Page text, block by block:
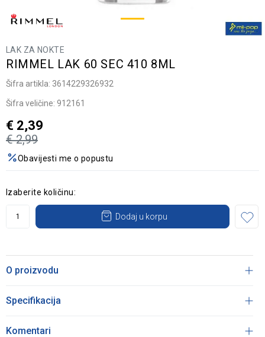
LAK ZA NOKTE
RIMMEL LAK 60 SEC 410 8ML
Šifra artikla: 3614229326932
Šifra veličine: 912161
€ 2,99
€ 2,39
Obavijesti me o popustu
Izaberite količinu:
Dodaj u korpu
O proizvodu
Specifikacija
Komentari